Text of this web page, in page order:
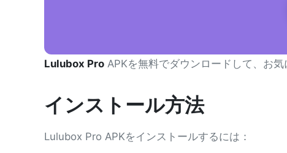
Lulubox Pro APKを無料でダウンロードして、お
インストール方法
Lulubox Pro APKをインストールするには：